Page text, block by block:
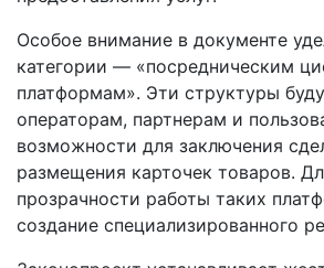
Особое внимание в документе
категории — «посредническим
платформам». Эти структуры
операторам, партнерам и
возможности для заключения
размещения карточек товаров.
прозрачности работы таких
создание специализированного